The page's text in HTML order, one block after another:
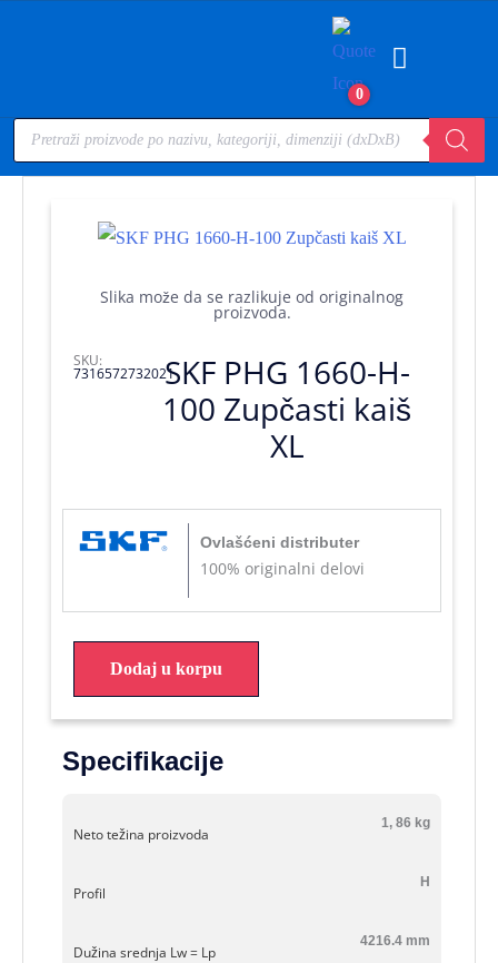
0
Slika može da se razlikuje od originalnog
proizvoda.
SKF PHG 1660-H-
100 Zupčasti kaiš
XL
SKU:
7316572732021
Ovlašćeni distributer
100% originalni delovi
Dodaj u korpu
Specifikacije
Neto težina proizvoda
1, 86 kg
Profil
H
Dužina srednja Lw = Lp
4216.4 mm